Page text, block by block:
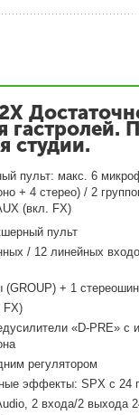
гастролей.
студии.
пульт: макс. 6
+ 4 стерео) / 2
(вкл. FX)
пульт
/ 12 линейных
(GROUP) + 1
FX)
«D-PRE» с
регулятором
эффекты: SPX с 24
2 входа/2 выхода